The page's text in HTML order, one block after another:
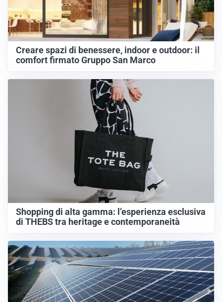
Creare spazi di benessere, indoor e outdoor: il
comfort firmato Gruppo San Marco
Shopping di alta gamma: l’esperienza esclusiva
di THEBS tra heritage e contemporaneità